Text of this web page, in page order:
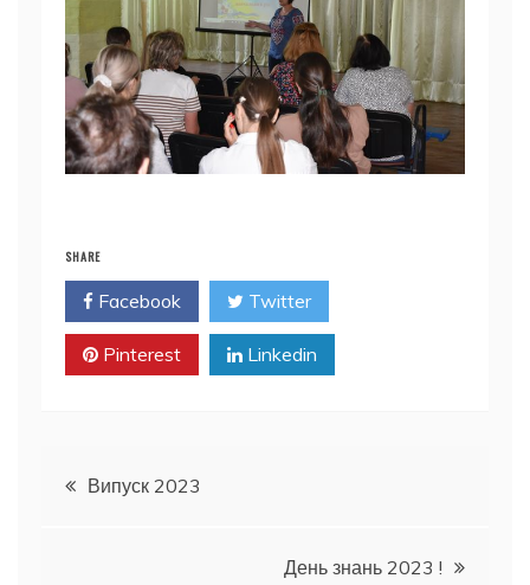
SHARE
Facebook Twitter
Pinterest Linkedin
Навігація
Випуск 2023
День знань 2023 !